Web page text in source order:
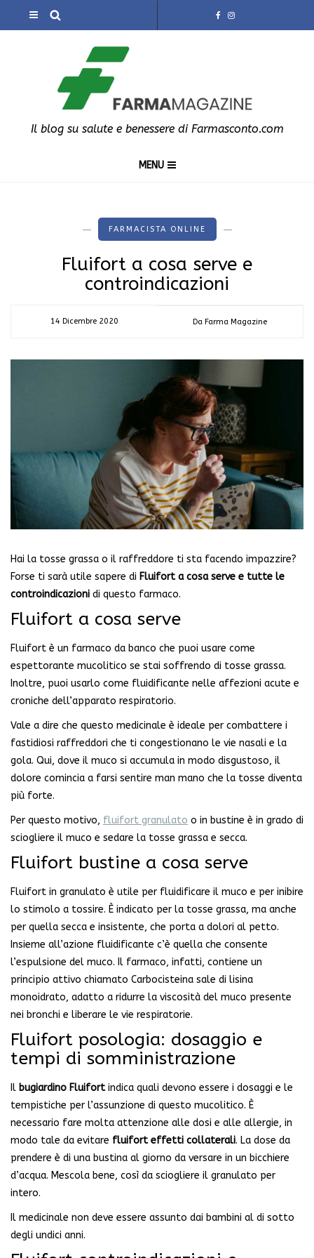
Il blog su salute e benessere di Farmasconto.com
MENU
FARMACISTA ONLINE
Fluifort a cosa serve e
controindicazioni
14 Dicembre 2020 Da Farma Magazine
Hai la tosse grassa o il raffreddore ti sta facendo impazzire?
Forse ti sarà utile sapere di Fluifort a cosa serve e tutte le
controindicazioni di questo farmaco.
Fluifort a cosa serve
Fluifort è un farmaco da banco che puoi usare come
espettorante mucolitico se stai soffrendo di tosse grassa.
Inoltre, puoi usarlo come fluidificante nelle affezioni acute e
croniche dell’apparato respiratorio.
Vale a dire che questo medicinale è ideale per combattere i
fastidiosi raffreddori che ti congestionano le vie nasali e la
gola. Qui, dove il muco si accumula in modo disgustoso, il
dolore comincia a farsi sentire man mano che la tosse diventa
più forte.
Per questo motivo, fluifort granulato o in bustine è in grado di
sciogliere il muco e sedare la tosse grassa e secca.
Fluifort bustine a cosa serve
Fluifort in granulato è utile per fluidificare il muco e per inibire
lo stimolo a tossire. È indicato per la tosse grassa, ma anche
per quella secca e insistente, che porta a dolori al petto.
Insieme all’azione fluidificante c’è quella che consente
l’espulsione del muco. Il farmaco, infatti, contiene un
principio attivo chiamato Carbocisteina sale di lisina
monoidrato, adatto a ridurre la viscosità del muco presente
nei bronchi e liberare le vie respiratorie.
Fluifort posologia: dosaggio e
tempi di somministrazione
Il bugiardino Fluifortindica quali devono essere i dosaggi e le
tempistiche per l’assunzione di questo mucolitico. È
necessario fare molta attenzione alle dosi e alle allergie, in
modo tale da evitare fluifort effetti collaterali. La dose da
prendere è di una bustina al giorno da versare in un bicchiere
d’acqua. Mescola bene, così da sciogliere il granulato per
intero.
Il medicinale non deve essere assunto dai bambini al di sotto
degli undici anni.